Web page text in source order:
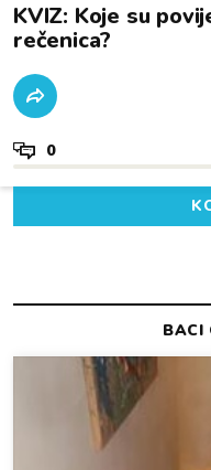
KVIZ: Koje su
rečenica?
0